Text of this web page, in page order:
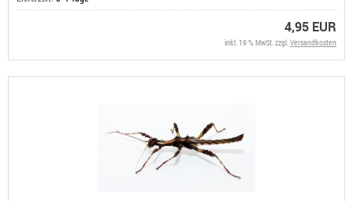
4,95 EUR
inkl. 19 % MwSt. zzgl.Versandkosten